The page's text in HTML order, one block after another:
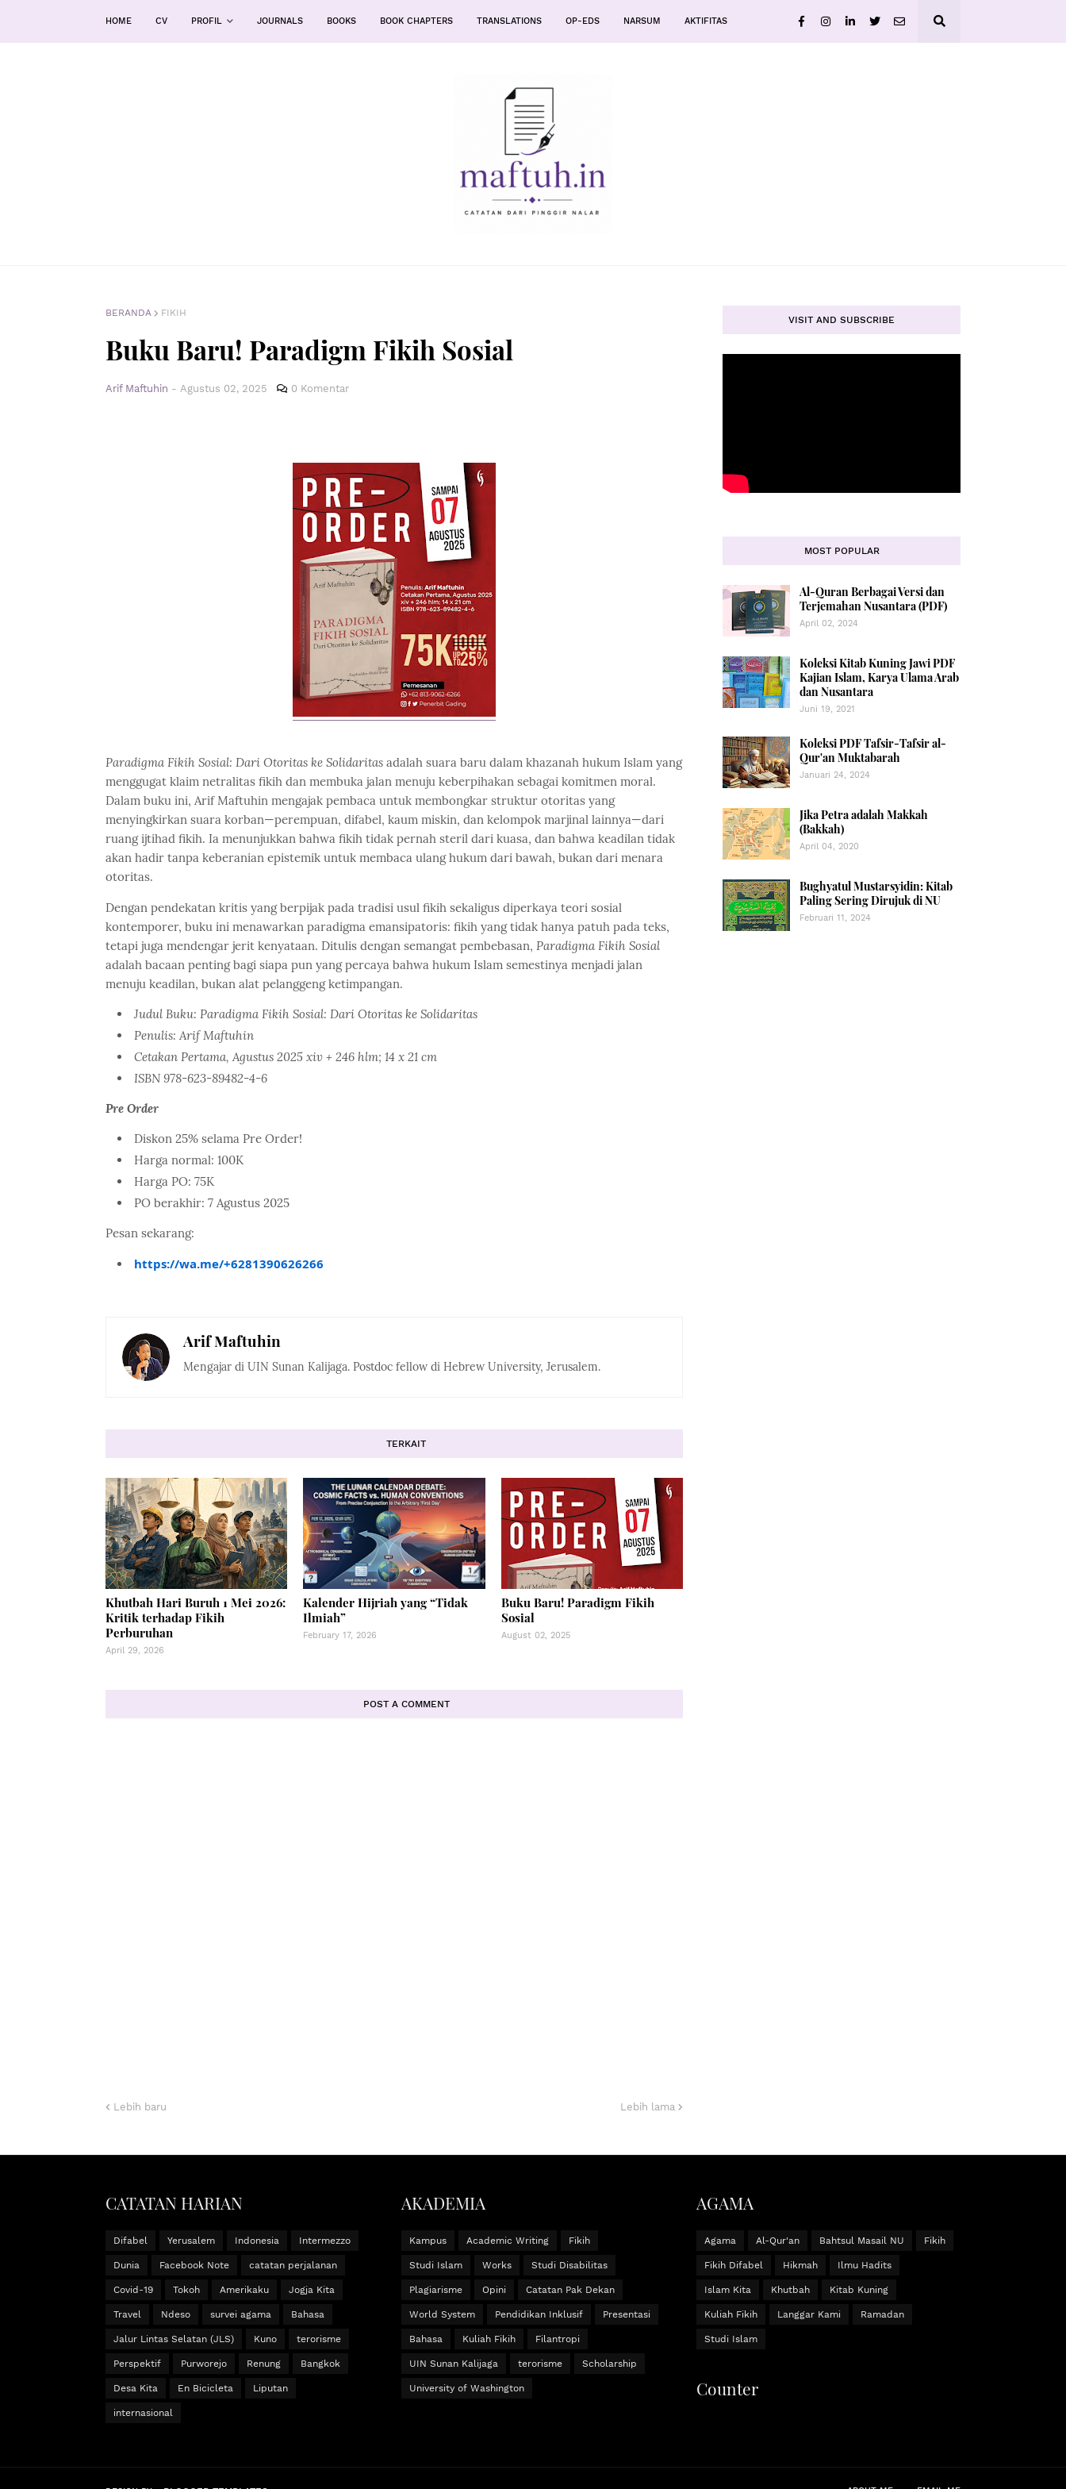
HOME CV PROFIL JOURNALS BOOKS BOOK CHAPTERS TRANSLATIONS OP-EDS NARSUM AKTIFITAS
BERANDA FIKIH
Buku Baru! Paradigm Fikih Sosial
Arif Maftuhin - Agustus 02, 2025 0 Komentar
Paradigma Fikih Sosial: Dari Otoritas ke Solidaritas adalah suara baru dalam khazanah hukum Islam yang
menggugat klaim netralitas fikih dan membuka jalan menuju keberpihakan sebagai komitmen moral.
Dalam buku ini, Arif Maftuhin mengajak pembaca untuk membongkar struktur otoritas yang
menyingkirkan suara korban—perempuan, difabel, kaum miskin, dan kelompok marjinal lainnya—dari
ruang ijtihad fikih. Ia menunjukkan bahwa fikih tidak pernah steril dari kuasa, dan bahwa keadilan tidak
akan hadir tanpa keberanian epistemik untuk membaca ulang hukum dari bawah, bukan dari menara
otoritas.
Dengan pendekatan kritis yang berpijak pada tradisi usul fikih sekaligus diperkaya teori sosial
kontemporer, buku ini menawarkan paradigma emansipatoris: fikih yang tidak hanya patuh pada teks,
tetapi juga mendengar jerit kenyataan. Ditulis dengan semangat pembebasan, Paradigma Fikih Sosial
adalah bacaan penting bagi siapa pun yang percaya bahwa hukum Islam semestinya menjadi jalan
menuju keadilan, bukan alat pelanggeng ketimpangan.
Judul Buku: Paradigma Fikih Sosial: Dari Otoritas ke Solidaritas
Penulis: Arif Maftuhin
Cetakan Pertama, Agustus 2025 xiv + 246 hlm; 14 x 21 cm
ISBN 978-623-89482-4-6
Pre Order
Diskon 25% selama Pre Order!
Harga normal: 100K
Harga PO: 75K
PO berakhir: 7 Agustus 2025
Pesan sekarang:
https://wa.me/+6281390626266
Arif Maftuhin
Mengajar di UIN Sunan Kalijaga. Postdoc fellow di Hebrew University, Jerusalem.
TERKAIT
Khutbah Hari Buruh 1 Mei 2026:
Kritik terhadap Fikih
Perburuhan
April 29, 2026
Kalender Hijriah yang “Tidak
Ilmiah”
February 17, 2026
Buku Baru! Paradigm Fikih
Sosial
August 02, 2025
POST A COMMENT
Lebih baru Lebih lama
VISIT AND SUBSCRIBE
MOST POPULAR
Al-Quran Berbagai Versi dan
Terjemahan Nusantara (PDF)
April 02, 2024
Koleksi Kitab Kuning Jawi PDF
Kajian Islam, Karya Ulama Arab
dan Nusantara
Juni 19, 2021
Koleksi PDF Tafsir-Tafsir al-
Qur'an Muktabarah
Januari 24, 2024
Jika Petra adalah Makkah
(Bakkah)
April 04, 2020
Bughyatul Mustarsyidin: Kitab
Paling Sering Dirujuk di NU
Februari 11, 2024
CATATAN HARIAN
Difabel Yerusalem Indonesia Intermezzo
Dunia Facebook Note catatan perjalanan
Covid-19 Tokoh Amerikaku Jogja Kita
Travel Ndeso survei agama Bahasa
Jalur Lintas Selatan (JLS) Kuno terorisme
Perspektif Purworejo Renung Bangkok
Desa Kita En Bicicleta Liputan
internasional
AKADEMIA
Kampus Academic Writing Fikih
Studi Islam Works Studi Disabilitas
Plagiarisme Opini Catatan Pak Dekan
World System Pendidikan Inklusif Presentasi
Bahasa Kuliah Fikih Filantropi
UIN Sunan Kalijaga terorisme Scholarship
University of Washington
AGAMA
Agama Al-Qur'an Bahtsul Masail NU Fikih
Fikih Difabel Hikmah Ilmu Hadits
Islam Kita Khutbah Kitab Kuning
Kuliah Fikih Langgar Kami Ramadan
Studi Islam
Counter